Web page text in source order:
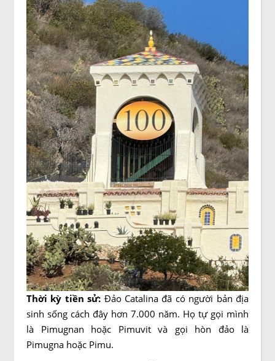
Thời kỳ tiền sử: Đảo Catalina đã có người bản địa
sinh sống cách đây hơn 7.000 năm. Họ tự gọi mình
là Pimugnan hoặc Pimuvit và gọi hòn đảo là
Pimugna hoặc Pimu.